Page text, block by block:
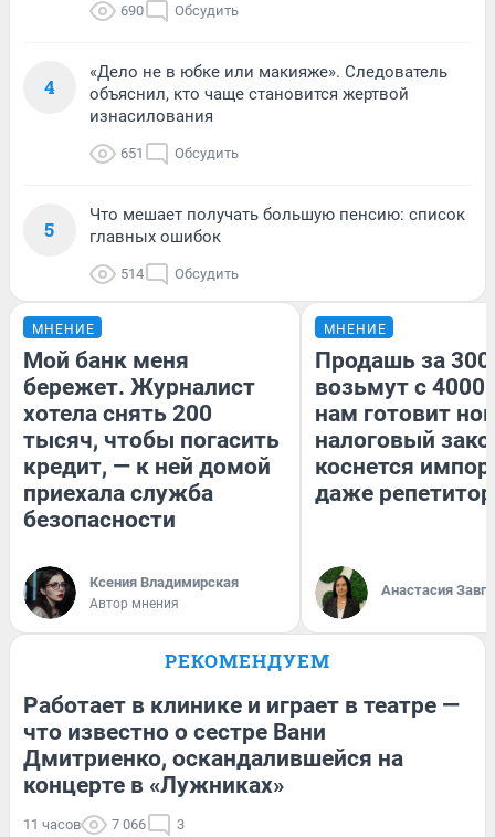
690 Обсудить
4
«Дело не в юбке или макияже». Следователь
объяснил, кто чаще становится жертвой
изнасилования
651 Обсудить
5
Что мешает получать большую пенсию: список
главных ошибок
514 Обсудить
МНЕНИЕ
Мой банк меня
бережет. Журналист
хотела снять 200
тысяч, чтобы погасить
кредит, — к ней домой
приехала служба
безопасности
Ксения Владимирская
Автор мнения
МНЕНИЕ
Продашь за
возьмут с
нам готовит
налоговый
коснется
даже
Анастасия
РЕКОМЕНДУЕМ
Работает в клинике и играет в театре —
что известно о сестре Вани
Дмитриенко, оскандалившейся на
концерте в «Лужниках»
11 часов 7 066 3